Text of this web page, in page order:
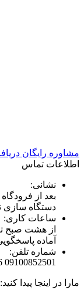
مشاوره رایگان
اطلاعات تماس
نشانی:
بعد از
دستگاه سازی
ساعات کاری:
از هشت صبح
آماده
شماره تلفن:
09100852501 09195423486
مارا در اینجا پیدا کنید: